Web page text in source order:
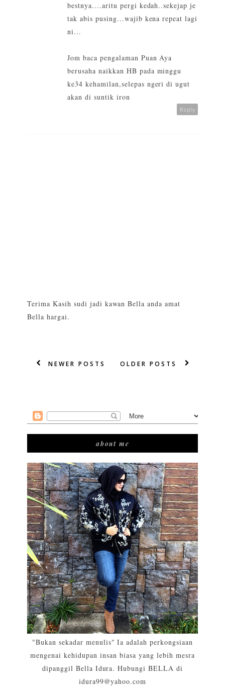
bestnya....aritu pergi kedah..sekejap je
tak abis pusing...wajib kena repeat lagi
ni...
Jom baca pengalaman Puan Aya
berusaha naikkan HB pada minggu
ke34 kehamilan,selepas ngeri di ugut
akan di suntik iron
Reply
Terima Kasih sudi jadi kawan Bella anda amat
Bella hargai.
NEWER POSTS OLDER POSTS
about me
"Bukan sekadar menulis" Ia adalah perkongsiaan
mengenai kehidupan insan biasa yang lebih mesra
dipanggil Bella Idura. Hubungi BELLA di
idura99@yahoo.com